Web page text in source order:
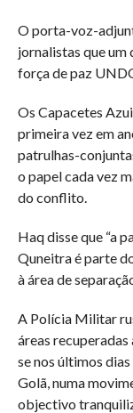
O porta-voz-
jornalistas que
força de paz
Os Capacetes
primeira vez em
patrulhas-
o papel cada vez
do conflito.
Haq disse que “a
Quneitra é parte
à área de
A Polícia Militar
áreas
se nos últimos
Golã, numa
objectivo